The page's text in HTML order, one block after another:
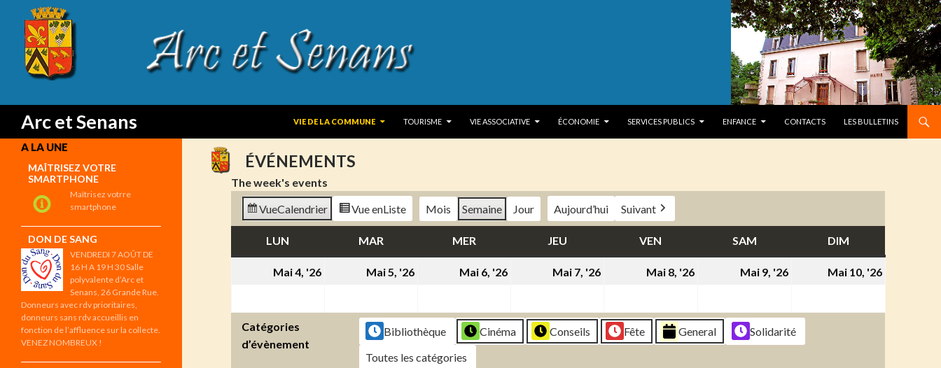
Arc et Senans
Search
VIE DE LA COMMUNE
TOURISME VIE ASSOCIATIVE ÉCONOMIE SERVICES PUBLICS ENFANCE CONTACTS LES BULLETINS
ÉVÉNEMENTS
The week's events
VueCalendrier Vue enListe Mois Semaine Jour Aujourd’hui Suivant
LUN MARMARDI MERMERCREDI JEU VEN SAM DIM
Mai 4, '26
2026
Mai 5, '26
2026
Mai 6, '26
2026
Mai 7, '26
2026
Mai 8, '26
2026
Mai 9, '26
2026
Mai 10, '26
2026
Catégories
d’évènement
Bibliothèque Cinéma Conseils Fête General
Solidarité
Toutes les catégories
A LA UNE
MAÎTRISEZ VOTRE
SMARTPHONE
Maîtrisez votrre
smartphone
DON DE SANG
VENDREDI 7 AOÛT DE
16 H A 19 H 30 Salle
polyvalente d’Arc et
Senans, 26 Grande Rue.
Donneurs avec rdv prioritaires,
donneurs sans rdv accueillis en
fonction de l’affluence sur la collecte.
VENEZ NOMBREUX !